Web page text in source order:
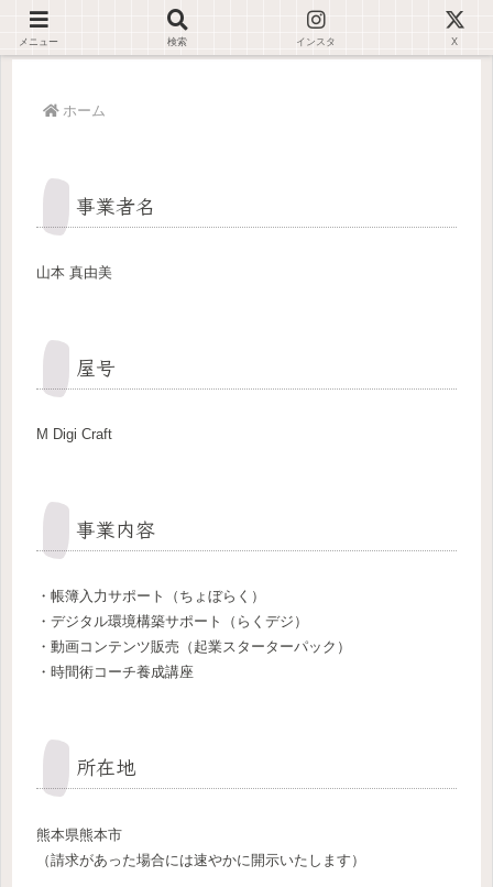
デジタルが苦手でも大丈夫🌿仕事が止まらない環境を一緒に整えます✊🏻
ホーム
事業者名
山本 真由美
屋号
M Digi Craft
事業内容
・帳簿入力サポート（ちょぼらく）
・デジタル環境構築サポート（らくデジ）
・動画コンテンツ販売（起業スターターパック）
・時間術コーチ養成講座
所在地
熊本県熊本市
（請求があった場合には速やかに開示いたします）
メニュー 検索 インスタ X